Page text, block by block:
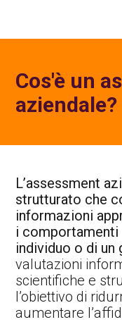
Cos'è un
aziendale?
L’assessment
strutturato che
informazioni
i comportamenti
individuo o di un
valutazioni
scientifiche e
l’obiettivo di
aumentare